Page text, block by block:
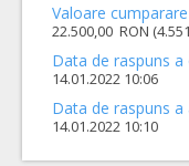
Valoare
22.500,00 RON
Data de raspuns
14.01.2022 10:06
Data de raspuns
14.01.2022 10:10